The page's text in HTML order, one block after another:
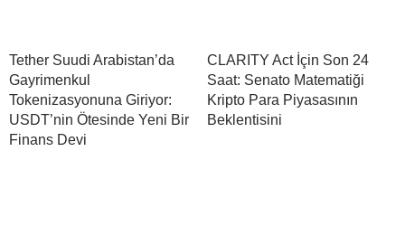
Tether Suudi Arabistan’da
Gayrimenkul
Tokenizasyonuna Giriyor:
USDT’nin Ötesinde Yeni Bir
Finans Devi
CLARITY Act İçin Son 24
Saat: Senato Matematiği
Kripto Para Piyasasının
Beklentisini